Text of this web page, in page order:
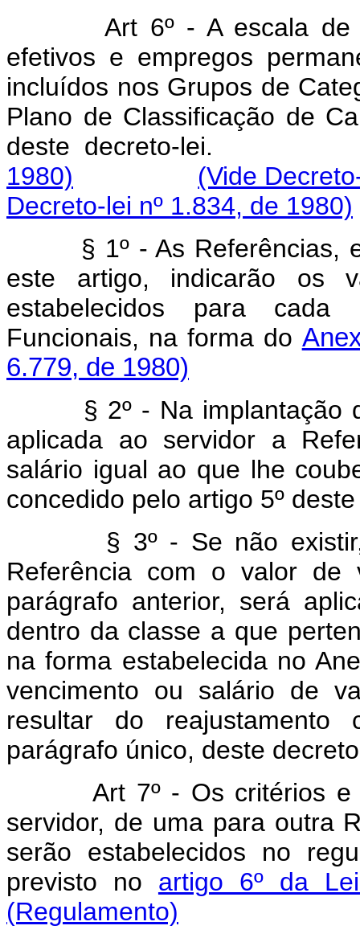
Art 6º - A escala de
efetivos e empregos
incluídos nos Grupos de
Plano de Classificação de
deste decreto-
1980)
(Vide
Decreto-lei nº 1.834, de 1980)
§ 1º - As Referências,
este artigo, indicarão os
estabelecidos para cada
Funcionais, na forma do
6.779, de 1980)
§ 2º - Na implantação
aplicada ao servidor a
salário igual ao que lhe
concedido pelo artigo 5º
§ 3º - Se não existir,
Referência com o valor de
parágrafo anterior, será
dentro da classe a que
na forma estabelecida no
vencimento ou salário de
resultar do
parágrafo único, deste
Art 7º - Os critérios
servidor, de uma para outra
serão estabelecidos no
previsto no artigo 6º da
(Regulamento)